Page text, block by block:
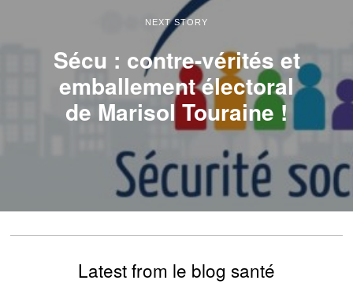
NEXT STORY
Sécu : contre-vérités et
emballement électoral
de Marisol Touraine !
Latest from le blog santé